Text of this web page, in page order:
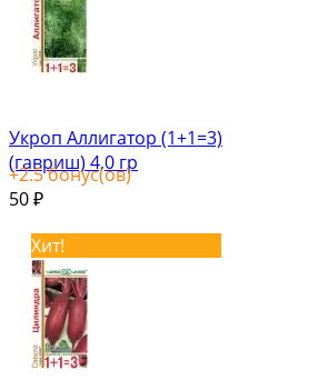
Укроп Аллигатор (1+1=3)
(гавриш) 4,0 гр
+2.5бонус(ов)
50 ₽
Хит!